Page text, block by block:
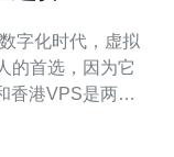
的首选，因为它
香港VPS是两个
和稳定性，适